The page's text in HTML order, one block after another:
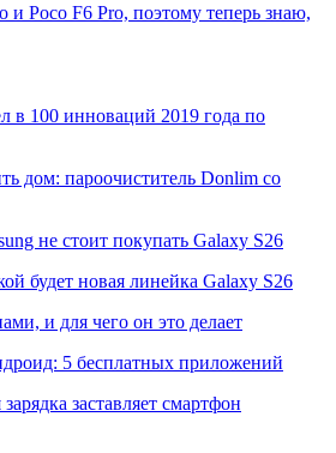
Poco F6 Pro, поэтому теперь знаю,
в 100 инноваций 2019 года по
дом: пароочиститель Donlim со
не стоит покупать Galaxy S26
будет новая линейка Galaxy S26
и для чего он это делает
5 бесплатных приложений
заставляет смартфон